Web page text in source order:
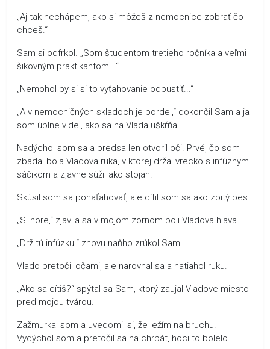
„Aj tak nechápem, ako si môžeš z nemocnice zobrať čo
chceš.“
Sam si odfrkol. „Som študentom tretieho ročníka a veľmi
šikovným praktikantom...“
„Nemohol by si si to vyťahovanie odpustiť...“
„A v nemocničných skladoch je bordel,“ dokončil Sam a ja
som úplne videl, ako sa na Vlada uškŕňa.
Nadýchol som sa a predsa len otvoril oči. Prvé, čo som
zbadal bola Vladova ruka, v ktorej držal vrecko s infúznym
sáčikom a zjavne súžil ako stojan.
Skúsil som sa ponaťahovať, ale cítil som sa ako zbitý pes.
„Si hore,“ zjavila sa v mojom zornom poli Vladova hlava.
„Drž tú infúzku!“ znovu naňho zrúkol Sam.
Vlado pretočil očami, ale narovnal sa a natiahol ruku.
„Ako sa cítiš?“ spýtal sa Sam, ktorý zaujal Vladove miesto
pred mojou tvárou.
Zažmurkal som a uvedomil si, že ležím na bruchu.
Vydýchol som a pretočil sa na chrbát, hoci to bolelo.